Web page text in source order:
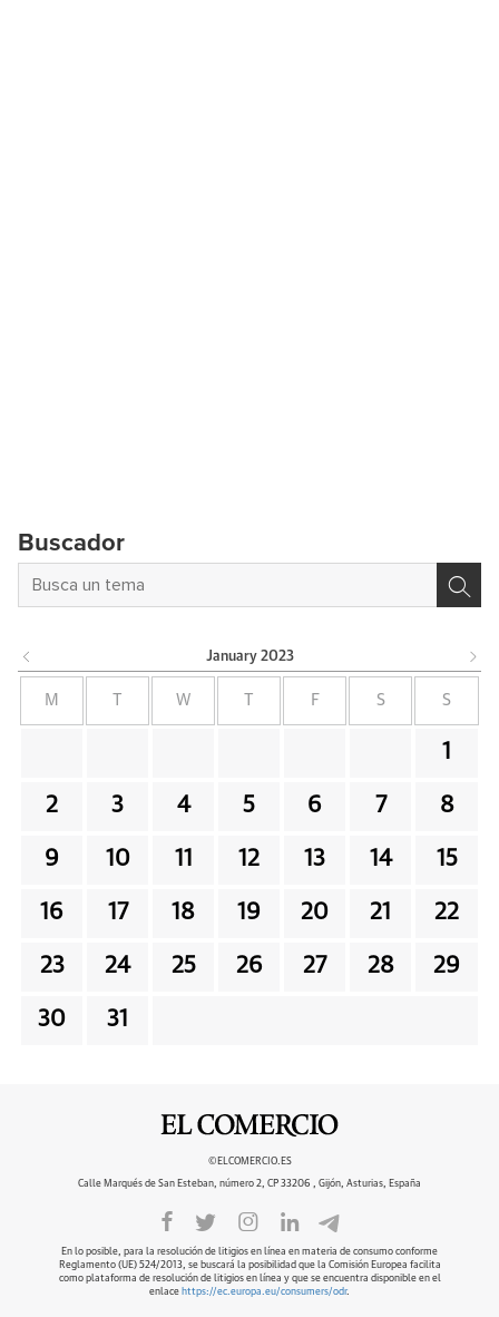
Buscador
January 2023
M W F S S
1
2 3 4 5 6 7 8
9 10 11 12 13 14 15
16 17 18 19 20 21 22
23 24 25 26 27 28 29
30 31
©ELCOMERCIO.ES
Calle Marqués de San Esteban, número 2, CP 33206 , Gijón, Asturias, España
En lo posible, para la resolución de litigios en línea en materia de consumo conforme
Reglamento (UE) 524/2013, se buscará la posibilidad que la Comisión Europea facilita
como plataforma de resolución de litigios en línea y que se encuentra disponible en el
enlace https://ec.europa.eu/consumers/odr.